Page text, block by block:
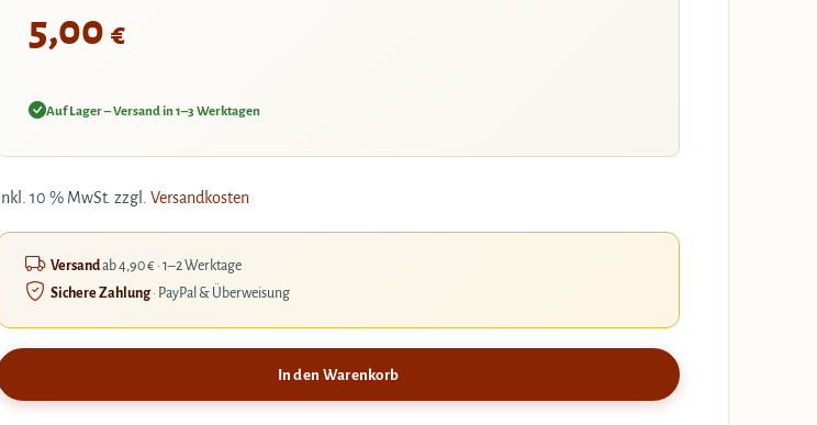
5,00 €
Auf Lager – Versand in 1–3 Werktagen
10 % MwSt. zzgl. Versandkosten
Versandab 4,90 € · 1–2 Werktage
Sichere Zahlung· PayPal & Überweisung
In den Warenkorb